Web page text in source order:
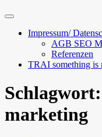
Impressum/
AGB SEO
Referenzen
TRAI something is
Schlagwort:
marketing